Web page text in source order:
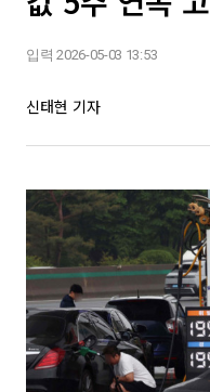
입력 2026-05-03 13:53
신태현 기자